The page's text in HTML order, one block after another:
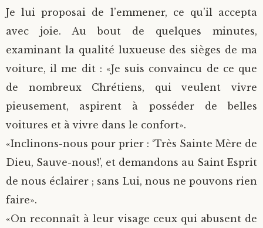
Je lui proposai de l’emmener, ce qu’il accepta
avec joie. Au bout de quelques minutes,
examinant la qualité luxueuse des sièges de ma
voiture, il me dit : «Je suis convaincu de ce que
de nombreux Chrétiens, qui veulent vivre
pieusement, aspirent à posséder de belles
voitures et à vivre dans le confort».
«Inclinons-nous pour prier : ‘Très Sainte Mère de
Dieu, Sauve-nous!’, et demandons au Saint Esprit
de nous éclairer ; sans Lui, nous ne pouvons rien
faire».
«On reconnaît à leur visage ceux qui abusent de